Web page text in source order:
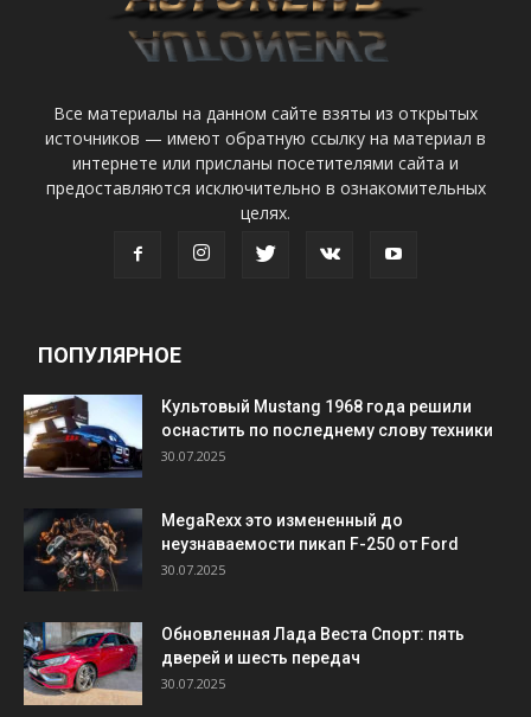
Все материалы на данном сайте взяты из открытых
источников — имеют обратную ссылку на материал в
интернете или присланы посетителями сайта и
предоставляются исключительно в ознакомительных
целях.
ПОПУЛЯРНОЕ
Культовый Mustang 1968 года решили
оснастить по последнему слову техники
30.07.2025
MegaRexx это измененный до
неузнаваемости пикап F-250 от Ford
30.07.2025
Обновленная Лада Веста Спорт: пять
дверей и шесть передач
30.07.2025